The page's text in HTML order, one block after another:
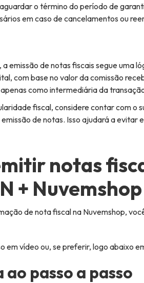
o término do período de
em caso de cancelamentos ou
a emissão de notas fiscais segue uma
com base no valor da comissão
como intermediária da
fiscal, considere contar com o
de notas. Isso ajudará a evitar
notas
+ Nuvemshop
de nota fiscal na Nuvemshop,
em vídeo ou, se preferir, logo abaixo
ao passo a passo